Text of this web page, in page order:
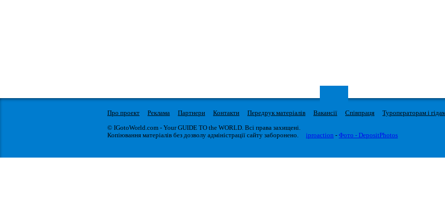
Про проект Реклама Партнери Контакти Передрук матеріалів Вакансії Співпраця Туроператорам і
© IGotoWorld.com - Your GUIDE TO the WORLD. Всі права захищені.
Копіювання матеріалів без дозволу адміністрації сайту заборонено.
iproaction - Фото - DepositPhotos